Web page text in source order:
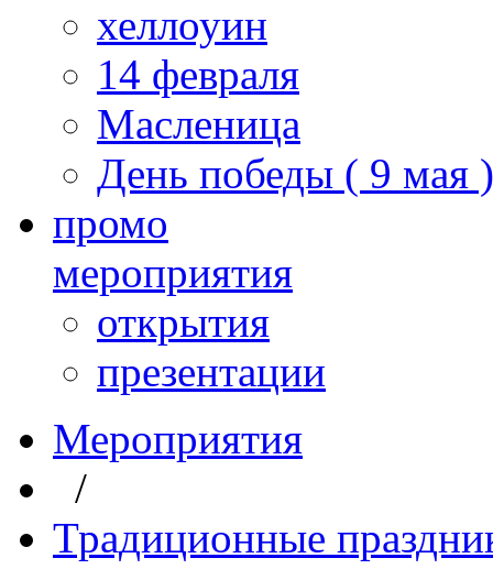
хеллоуин
14 февраля
Масленица
День победы ( 9 мая )
промо
мероприятия
открытия
презентации
Мероприятия
/
Традиционные